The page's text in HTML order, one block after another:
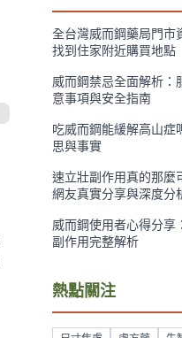
全台灣威而鋼藥局門市
找到住家附近購買地點
威而鋼禁忌全面解析：
意事項與安全指南
吃威而鋼能緩解高山症
思與事實
速立壯副作用真的那麼
網友真實分享與深度分
威而鋼使用者心得分享
副作用完整解析
熱點關注